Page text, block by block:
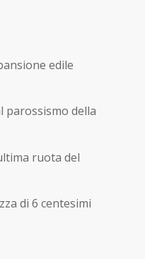
edile
parossismo della
ruota del
di 6 centesimi